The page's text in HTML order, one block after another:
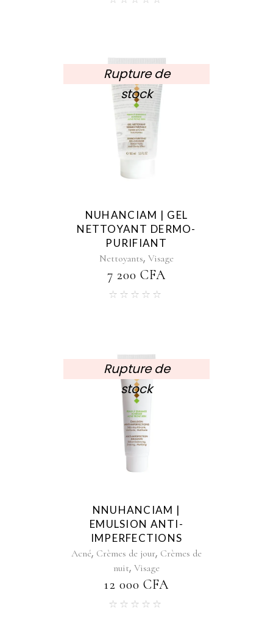
Rupture de
stock
NUHANCIAM | GEL
NETTOYANT DERMO-
PURIFIANT
Nettoyants, Visage
7 200CFA
Rupture de
stock
NNUHANCIAM |
EMULSION ANTI-
IMPERFECTIONS
Acné, Crèmes de jour, Crèmes de
nuit, Visage
12 000CFA